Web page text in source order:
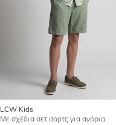
LCW Kids
Με σχέδια σετ σορτς για αγόρια